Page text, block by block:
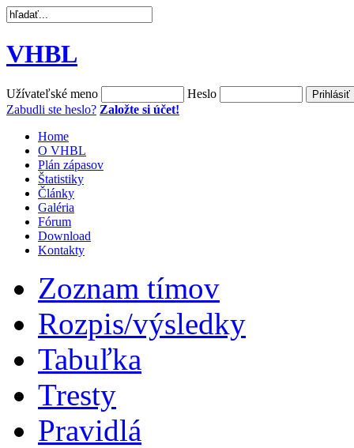
VHBL
Užívateľské meno
Heslo
Zabudli ste heslo? Založte si účet!
Home
O VHBL
Plán zápasov
Štatistiky
Články
Galéria
Fórum
Download
Kontakty
Zoznam tímov
Rozpis/výsledky
Tabuľka
Tresty
Pravidlá